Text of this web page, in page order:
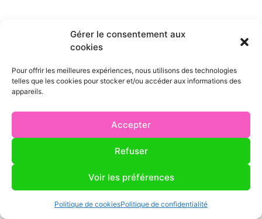
Gérer le consentement aux
cookies
Pour offrir les meilleures expériences, nous utilisons des technologies
telles que les cookies pour stocker et/ou accéder aux informations des
appareils.
Accepter
Refuser
Voir les préférences
Politique de cookiesPolitique de confidentialité
FAQ — Climatisation
réversible à Marcey-les-
Grèves
Intervenez-vous bien à Marcey-les-Grèves
pour l’installation de climatisation réversible
Quel est le tarif d’une installation de